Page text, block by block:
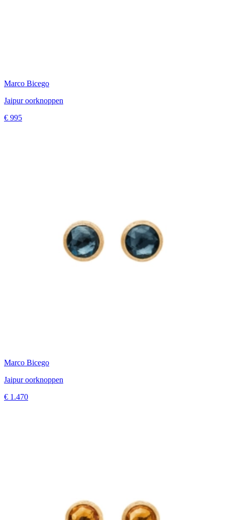
Marco Bicego
Jaipur oorknoppen
€ 995
Marco Bicego
Jaipur oorknoppen
€ 1.470